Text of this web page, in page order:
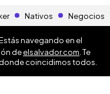
Nativos Negocios
navegando en el
deelsalvador.com . Te
coincidimos todos.